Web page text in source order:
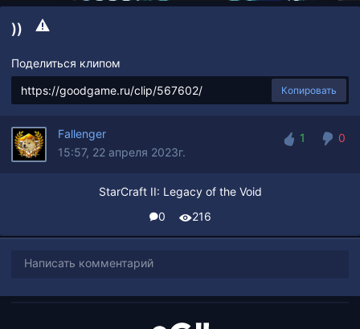
))
Поделиться клипом
Копировать
Fallenger
15:57, 22 апреля 2023г.
1
0
StarCraft II: Legacy of the Void
0
216
Написать комментарий